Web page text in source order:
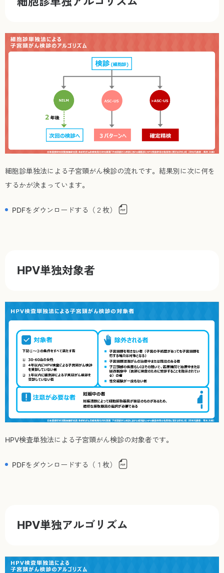
細胞診単独法による子宮頸がん検診の流れです。結果別に次に何を
するかが決まっています。
PDFをダウンロードする（２枚）
HPV単独対象者
HPV検査単独法による子宮頸がん検診の対象者です。
PDFをダウンロードする（１枚）
HPV単独アルゴリズム